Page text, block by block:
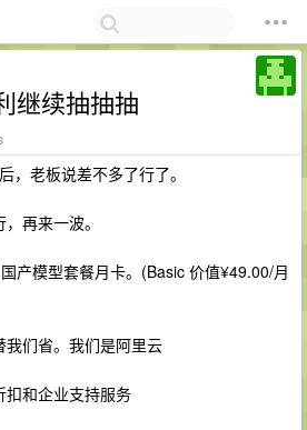
继续抽抽抽
，老板说差不多了行了。
再来一波。
产模型套餐月卡。(Basic 价值¥49.00/月
们省。我们是阿里云
扣和企业支持服务